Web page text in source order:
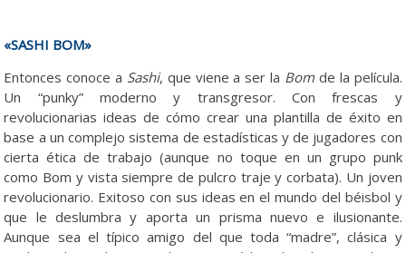
«SASHI BOM»
Entonces conoce a Sashi, que viene a ser la Bom de la película.
Un “punky” moderno y transgresor. Con frescas y
revolucionarias ideas de cómo crear una plantilla de éxito en
base a un complejo sistema de estadísticas y de jugadores con
cierta ética de trabajo (aunque no toque en un grupo punk
como Bom y vista siempre de pulcro traje y corbata). Un joven
revolucionario. Exitoso con sus ideas en el mundo del béisbol y
que le deslumbra y aporta un prisma nuevo e ilusionante.
Aunque sea el típico amigo del que toda “madre”, clásica y